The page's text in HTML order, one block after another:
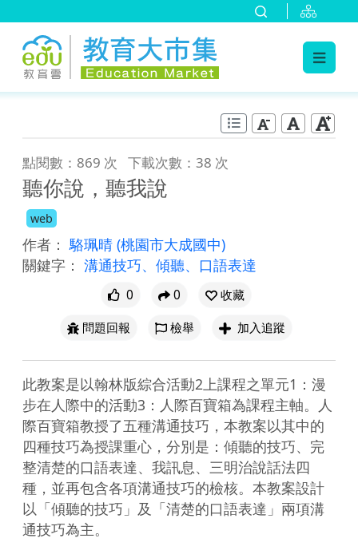
點閱數：869 次 下載次數：38 次
聽你說，聽我說
web
作者： 駱珮晴 (桃園市大成國中)
關鍵字： 溝通技巧、傾聽、口語表達
0 0
收藏
問題回報
檢舉 加入追蹤
此教案是以翰林版綜合活動2上課程之單元1：漫
步在人際中的活動3：人際百寶箱為課程主軸。人
際百寶箱教授了五種溝通技巧，本教案以其中的
四種技巧為授課重心，分別是：傾聽的技巧、完
整清楚的口語表達、我訊息、三明治說話法四
種，並再包含各項溝通技巧的檢核。本教案設計
以「傾聽的技巧」及「清楚的口語表達」兩項溝
通技巧為主。